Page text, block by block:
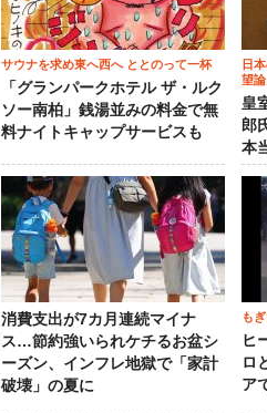
サウナを求め東へ西へ ととのって一杯
「グランパークホテル ザ・ルク
ソー南柏」銭湯並みの料金で無
料ナイトキャップサービスも
日
望論
皇
郎
本
消費支出が7カ月連続マイナ
ス…節約強いられケチるお盆シ
ーズン、インフレ地獄で「家計
破壊」の夏に
も
ヒ
ロ
ア